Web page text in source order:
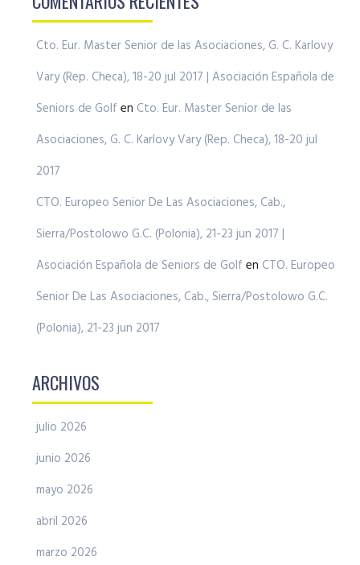
Cto. Eur. Master Senior de las Asociaciones, G. C. Karlovy
Vary (Rep. Checa), 18-20 jul 2017 | Asociación Española de
Seniors de Golf en Cto. Eur. Master Senior de las
Asociaciones, G. C. Karlovy Vary (Rep. Checa), 18-20 jul
2017
CTO. Europeo Senior De Las Asociaciones, Cab.,
Sierra/Postolowo G.C. (Polonia), 21-23 jun 2017 |
Asociación Española de Seniors de Golf en CTO. Europeo
Senior De Las Asociaciones, Cab., Sierra/Postolowo G.C.
(Polonia), 21-23 jun 2017
ARCHIVOS
julio 2026
junio 2026
mayo 2026
abril 2026
marzo 2026